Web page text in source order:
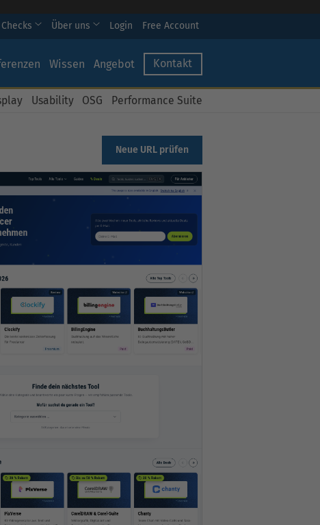
Über uns Login Free Account
Wissen Angebot Kontakt
Usability OSG Performance Suite
Neue URL prüfen